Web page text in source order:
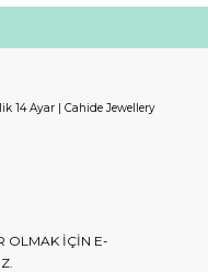
OLMAK IÇIN E-